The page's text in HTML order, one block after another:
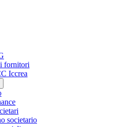
fornitori
Iccrea
societario